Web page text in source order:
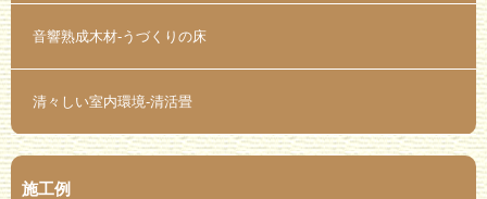
音響熟成木材-うづくりの床
清々しい室内環境-清活畳
施工例